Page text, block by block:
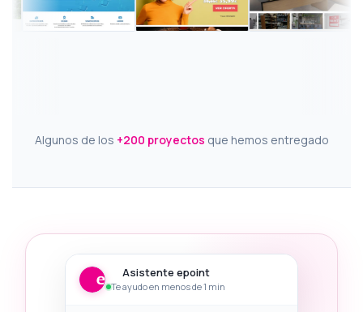
Algunos de los +200 proyectos que hemos entregado
Asistente epoint
Te ayudo en menos de 1 min